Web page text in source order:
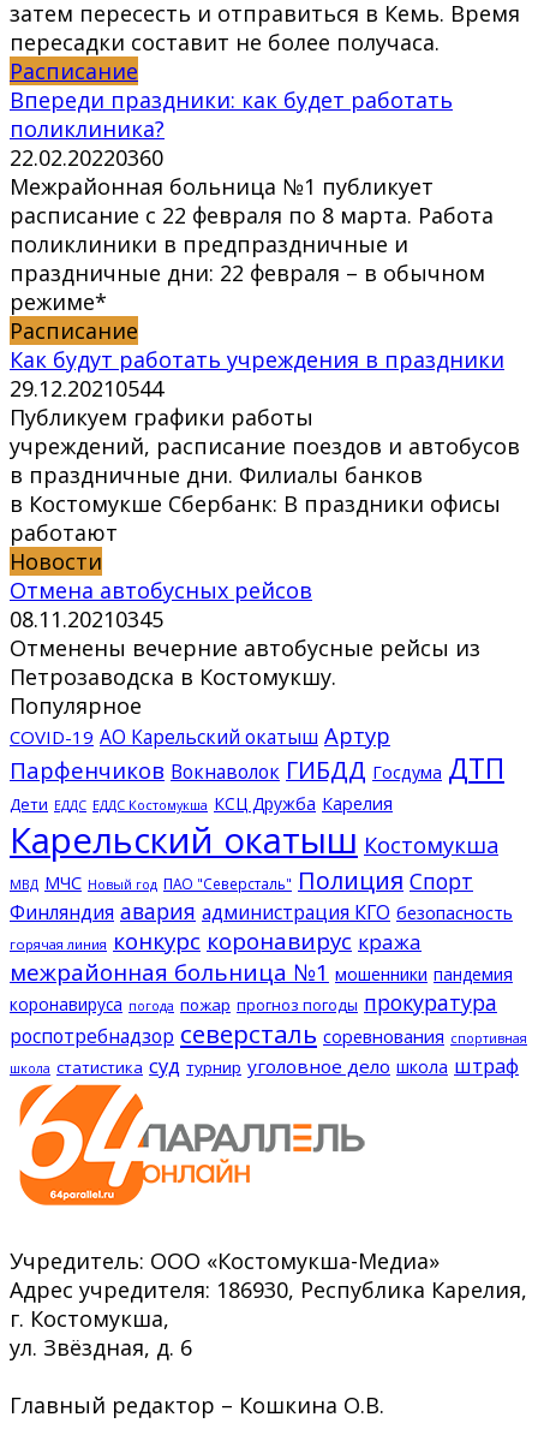
затем пересесть и отправиться в Кемь. Время
пересадки составит не более получаса.
Расписание
Впереди праздники: как будет работать
поликлиника?
22.02.20220360
Межрайонная больница №1 публикует
расписание с 22 февраля по 8 марта. Работа
поликлиники в предпраздничные и
праздничные дни: 22 февраля – в обычном
режиме*
Расписание
Как будут работать учреждения в праздники
29.12.20210544
Публикуем графики работы
учреждений, расписание поездов и автобусов
в праздничные дни. Филиалы банков
в Костомукше Сбербанк: В праздники офисы
работают
Новости
Отмена автобусных рейсов
08.11.20210345
Отменены вечерние автобусные рейсы из
Петрозаводска в Костомукшу.
Популярное
COVID-19 АО Карельский окатыш Артур
Парфенчиков Вокнаволок ГИБДД Госдума ДТП
Дети ЕДДС ЕДДС Костомукша КСЦ Дружба Карелия
Карельский окатыш Костомукша
МВД МЧС Новый год ПАО "Северсталь" Полиция Спорт
Финляндия авария администрация КГО безопасность
горячая линия конкурс коронавирус кража
межрайонная больница №1 мошенники пандемия
коронавируса погода пожар прогноз погоды прокуратура
роспотребнадзор северсталь соревнования спортивная
школа статистика суд турнир уголовное дело школа штраф
Учредитель: ООО «Костомукша-Медиа»
Адрес учредителя: 186930, Республика Карелия,
г. Костомукша,
ул. Звёздная, д. 6
Главный редактор – Кошкина О.В.